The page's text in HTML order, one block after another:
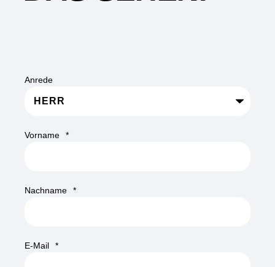
Anrede
Vorname *
Nachname *
E-Mail *